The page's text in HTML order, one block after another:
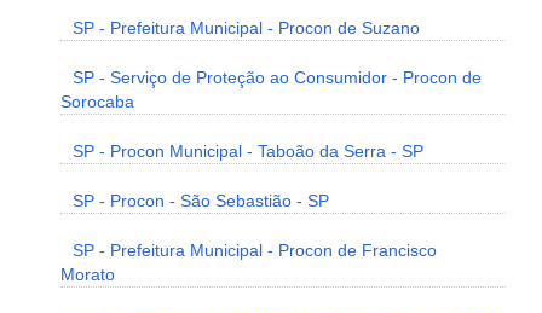
SP - Prefeitura Municipal - Procon de Suzano
SP - Serviço de Proteção ao Consumidor - Procon de
Sorocaba
SP - Procon Municipal - Taboão da Serra - SP
SP - Procon - São Sebastião - SP
SP - Prefeitura Municipal - Procon de Francisco
Morato